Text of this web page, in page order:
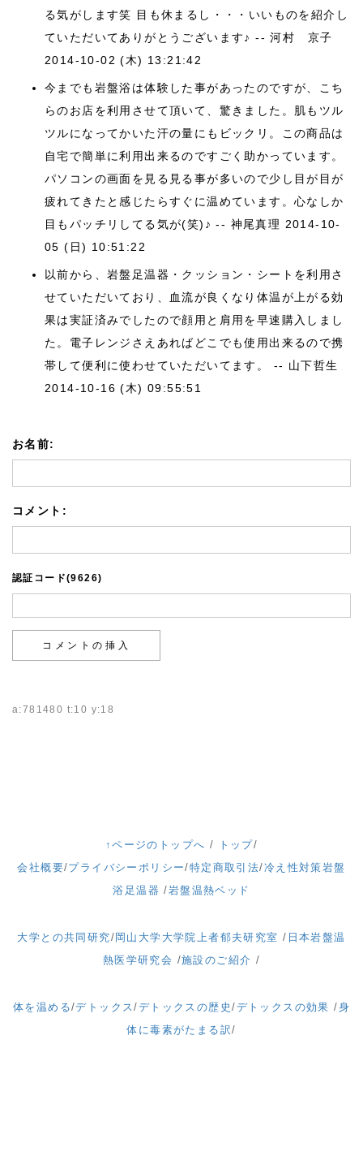
る気がします笑 目も休まるし・・・いいものを紹介し
ていただいてありがとうございます♪ -- 河村 京子
2014-10-02 (木) 13:21:42
今までも岩盤浴は体験した事があったのですが、こち
らのお店を利用させて頂いて、驚きました。肌もツル
ツルになってかいた汗の量にもビックリ。この商品は
自宅で簡単に利用出来るのですごく助かっています。
パソコンの画面を見る見る事が多いので少し目が目が
疲れてきたと感じたらすぐに温めています。心なしか
目もパッチリしてる気が(笑)♪ -- 神尾真理 2014-10-
05 (日) 10:51:22
以前から、岩盤足温器・クッション・シートを利用さ
せていただいており、血流が良くなり体温が上がる効
果は実証済みでしたので顔用と肩用を早速購入しまし
た。電子レンジさえあればどこでも使用出来るので携
帯して便利に使わせていただいてます。 -- 山下哲生
2014-10-16 (木) 09:55:51
お名前:
コメント:
認証コード(9626)
a:781480 t:10 y:18
↑ページのトップへ / トップ/
会社概要/プライバシーポリシー/特定商取引法/冷え性対策岩盤
浴足温器 /岩盤温熱ベッド
大学との共同研究/ 岡山大学大学院上者郁夫研究室 / 日本岩盤温
熱医学研究会 /施設のご紹介 /
体を温める/デトックス/デトックスの歴史/デトックスの効果 /身
体に毒素がたまる訳/